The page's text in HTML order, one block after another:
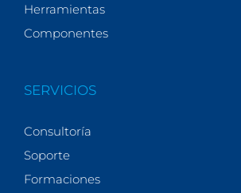
Herramientas
Componentes
SERVICIOS
Consultoría
Soporte
Formaciones